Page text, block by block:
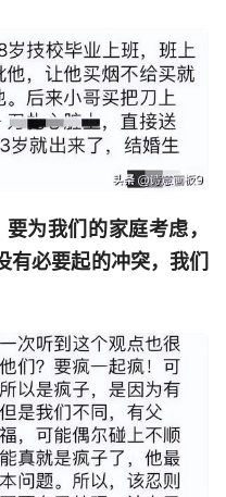
为我们的家庭考虑，
有必要起的冲突，我们